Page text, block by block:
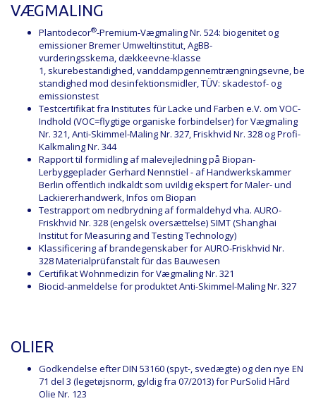
VÆGMALING
Plantodecor®-Premium-Vægmaling Nr. 524: biogenitet og
emissioner Bremer Umweltinstitut,AgBB-
vurderingsskema,dækkeevne-klasse
1, skurebestandighed,vanddampgennemtrængningsevne,be
standighed mod desinfektionsmidler,TÜV: skadestof- og
emissionstest
Testcertifikat fra Institutes für Lacke und Farben e.V. om VOC-
Indhold (VOC=flygtige organiske forbindelser) forVægmaling
Nr. 321,Anti-Skimmel-Maling Nr. 327,Friskhvid Nr. 328ogProfi-
Kalkmaling Nr. 344
Rapport til formidling af malevejledning på Biopan-
LerbyggepladerGerhard Nennstiel - af Handwerkskammer
Berlin offentlich indkaldt som uvildig ekspert for Maler- und
Lackiererhandwerk, Infos om Biopan
Testrapport om nedbrydning af formaldehyd vha. AURO-
Friskhvid Nr. 328(engelsk oversættelse) SIMT (Shanghai
Institut for Measuring and Testing Technology)
Klassificering af brandegenskaber for AURO-Friskhvid Nr.
328Materialprüfanstalt für das Bauwesen
Certifikat Wohnmedizin for Vægmaling Nr. 321
Biocid-anmeldelse for produktet Anti-Skimmel-Maling Nr. 327
OLIER
Godkendelse efter DIN 53160 (spyt-, svedægte) og den nye EN
71 del 3 (legetøjsnorm, gyldig fra 07/2013) forPurSolid Hård
Olie Nr. 123